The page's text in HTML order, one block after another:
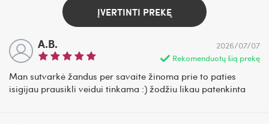
ĮVERTINTI PREKĘ
A.B.
Rekomenduotų šią prekę
2026/07/07
Man sutvarkė žandus per savaite žinoma prie to paties
isigijau prausikli veidui tinkama :) žodžiu likau patenkinta